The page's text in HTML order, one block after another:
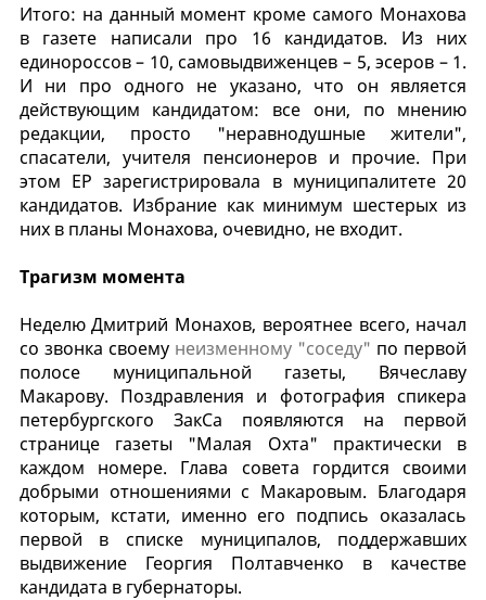
Итого: на данный момент кроме самого Монахова
в газете написали про 16 кандидатов. Из них
единороссов – 10, самовыдвиженцев – 5, эсеров – 1.
И ни про одного не указано, что он является
действующим кандидатом: все они, по мнению
редакции, просто "неравнодушные жители",
спасатели, учителя пенсионеров и прочие. При
этом ЕР зарегистрировала в муниципалитете 20
кандидатов. Избрание как минимум шестерых из
них в планы Монахова, очевидно, не входит.
Трагизм момента
Неделю Дмитрий Монахов, вероятнее всего, начал
со звонка своему неизменному "соседу" по первой
полосе муниципальной газеты, Вячеславу
Макарову. Поздравления и фотография спикера
петербургского ЗакСа появляются на первой
странице газеты "Малая Охта" практически в
каждом номере. Глава совета гордится своими
добрыми отношениями с Макаровым. Благодаря
которым, кстати, именно его подпись оказалась
первой в списке муниципалов, поддержавших
выдвижение Георгия Полтавченко в качестве
кандидата в губернаторы.